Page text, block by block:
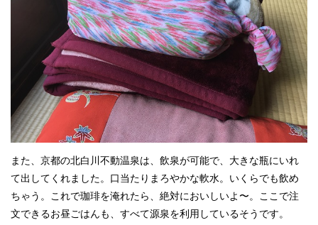
また、京都の北白川不動温泉は、飲泉が可能で、大きな瓶にいれ
て出してくれました。口当たりまろやかな軟水。いくらでも飲め
ちゃう。これで珈琲を淹れたら、絶対においしいよ〜。ここで注
文できるお昼ごはんも、すべて源泉を利用しているそうです。